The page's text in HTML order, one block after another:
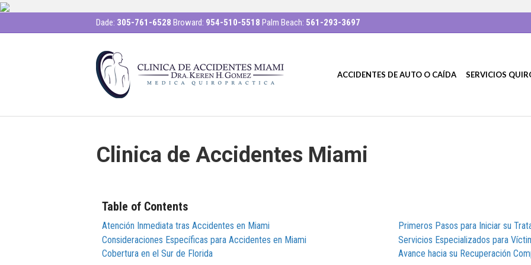
Dade: 305-761-6528 Broward: 954-510-5518 Palm Beach: 561-293-3697
ACCIDENTES DE AUTO O CAÍDA SERVICIOS
Clinica de Accidentes Miami
Table of Contents
Atención Inmediata tras Accidentes en Miami
Consideraciones Específicas para Accidentes en Miami
Cobertura en el Sur de Florida
Primeros Pasos para Iniciar su
Servicios Especializados para
Avance hacia su Recuperación